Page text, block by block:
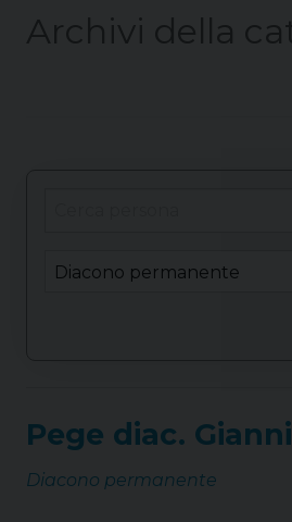
Pege diac. Gianni
Diacono permanente